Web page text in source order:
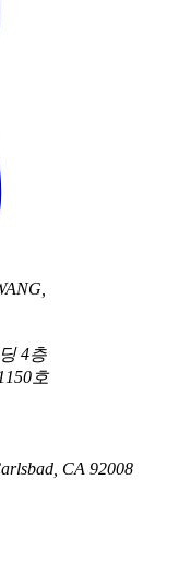
4층
호
CA 92008